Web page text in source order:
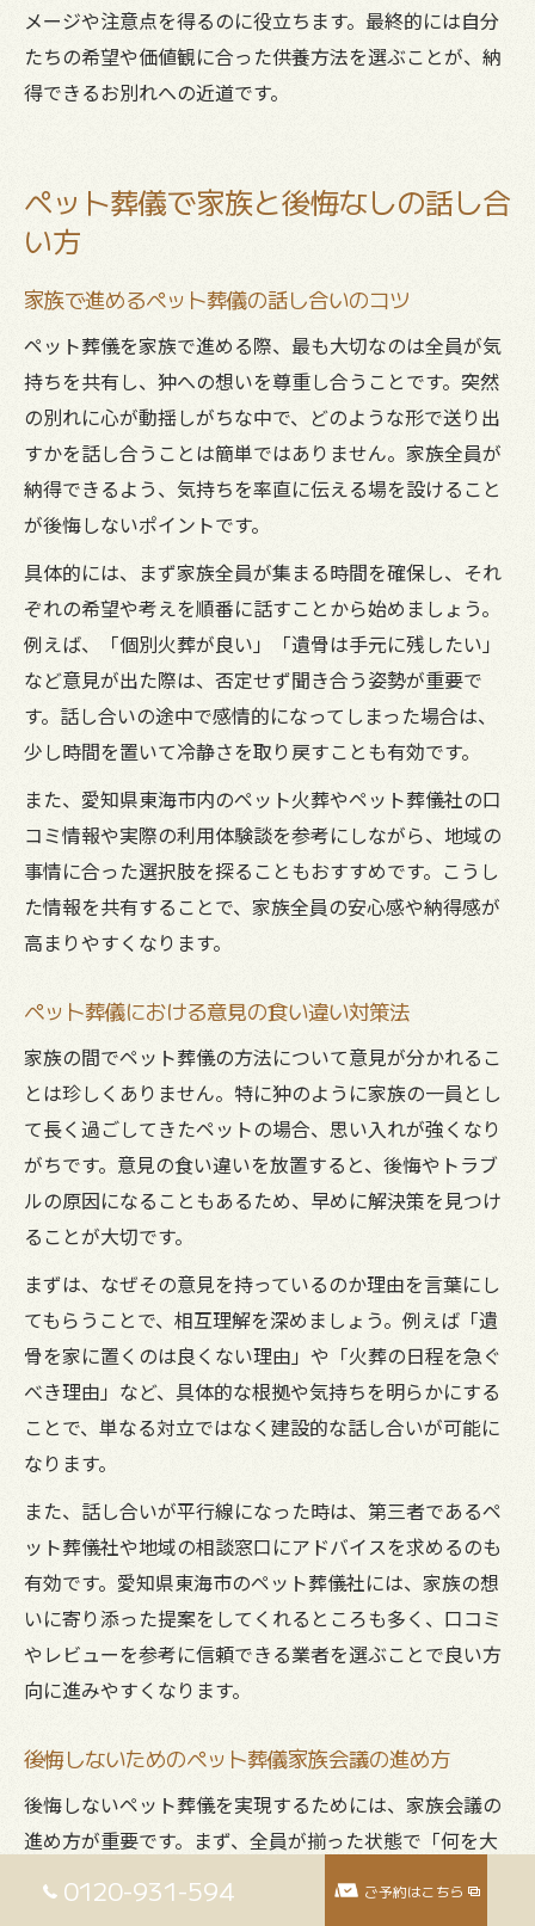
メージや注意点を得るのに役立ちます。最終的には自分
たちの希望や価値観に合った供養方法を選ぶことが、納
得できるお別れへの近道です。
ペット葬儀で家族と後悔なしの話し合
い方
家族で進めるペット葬儀の話し合いのコツ
ペット葬儀を家族で進める際、最も大切なのは全員が気
持ちを共有し、狆への想いを尊重し合うことです。突然
の別れに心が動揺しがちな中で、どのような形で送り出
すかを話し合うことは簡単ではありません。家族全員が
納得できるよう、気持ちを率直に伝える場を設けること
が後悔しないポイントです。
具体的には、まず家族全員が集まる時間を確保し、それ
ぞれの希望や考えを順番に話すことから始めましょう。
例えば、「個別火葬が良い」「遺骨は手元に残したい」
など意見が出た際は、否定せず聞き合う姿勢が重要で
す。話し合いの途中で感情的になってしまった場合は、
少し時間を置いて冷静さを取り戻すことも有効です。
また、愛知県東海市内のペット火葬やペット葬儀社の口
コミ情報や実際の利用体験談を参考にしながら、地域の
事情に合った選択肢を探ることもおすすめです。こうし
た情報を共有することで、家族全員の安心感や納得感が
高まりやすくなります。
ペット葬儀における意見の食い違い対策法
家族の間でペット葬儀の方法について意見が分かれるこ
とは珍しくありません。特に狆のように家族の一員とし
て長く過ごしてきたペットの場合、思い入れが強くなり
がちです。意見の食い違いを放置すると、後悔やトラブ
ルの原因になることもあるため、早めに解決策を見つけ
ることが大切です。
まずは、なぜその意見を持っているのか理由を言葉にし
てもらうことで、相互理解を深めましょう。例えば「遺
骨を家に置くのは良くない理由」や「火葬の日程を急ぐ
べき理由」など、具体的な根拠や気持ちを明らかにする
ことで、単なる対立ではなく建設的な話し合いが可能に
なります。
また、話し合いが平行線になった時は、第三者であるペ
ット葬儀社や地域の相談窓口にアドバイスを求めるのも
有効です。愛知県東海市のペット葬儀社には、家族の想
いに寄り添った提案をしてくれるところも多く、口コミ
やレビューを参考に信頼できる業者を選ぶことで良い方
向に進みやすくなります。
後悔しないためのペット葬儀家族会議の進め方
後悔しないペット葬儀を実現するためには、家族会議の
進め方が重要です。まず、全員が揃った状態で「何を大
0120-931-594 ご予約はこちら